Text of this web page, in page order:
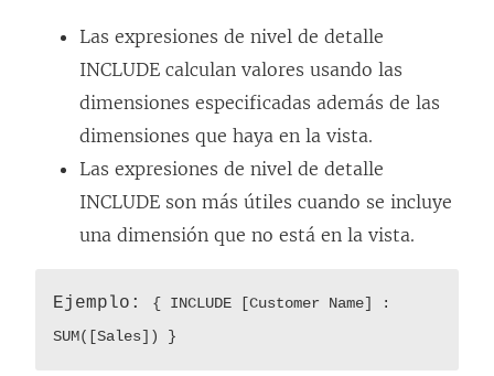
Las expresiones de nivel de detalle
INCLUDE calculan valores usando las
dimensiones especificadas además de las
dimensiones que haya en la vista.
Las expresiones de nivel de detalle
INCLUDE son más útiles cuando se incluye
una dimensión que no está en la vista.
Ejemplo:
{ INCLUDE [Customer Name] :
SUM([Sales]) }